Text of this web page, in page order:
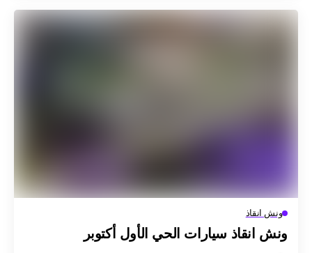
ونش انقاذ
ونش انقاذ سيارات الحي الأول أكتوبر